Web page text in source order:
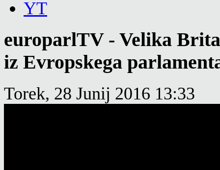
YT
europarlTV - Velika
iz Evropskega
Torek, 28 Junij 2016 13:33